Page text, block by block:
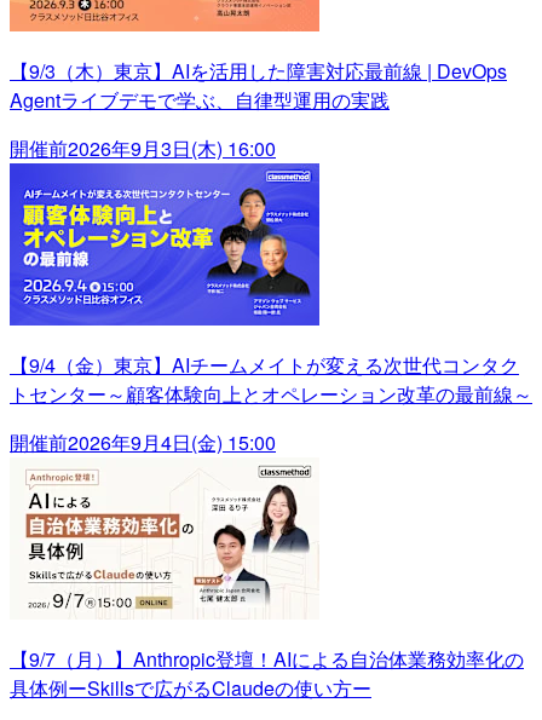
【9/3（木）東京】AIを活用した障害対応最前線 | DevOps
Agentライブデモで学ぶ、自律型運用の実践
開催前2026年9月3日(木) 16:00
【9/4（金）東京】AIチームメイトが変える次世代コンタク
トセンター～顧客体験向上とオペレーション改革の最前線～
開催前2026年9月4日(金) 15:00
【9/7（月）】Anthropic登壇！AIによる自治体業務効率化の
具体例ーSkillsで広がるClaudeの使い方ー